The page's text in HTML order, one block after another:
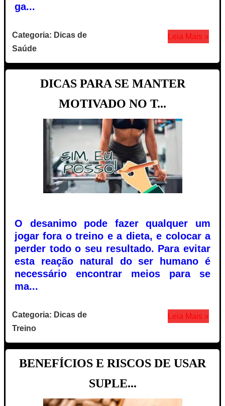
ga...
Categoria: Dicas de
Saúde
Leia Mais »
DICAS PARA SE MANTER
MOTIVADO NO T...
O desanimo pode fazer qualquer um
jogar fora o treino e a dieta, e colocar a
perder todo o seu resultado. Para evitar
esta reação natural do ser humano é
necessário encontrar meios para se
ma...
Categoria: Dicas de
Treino
Leia Mais »
BENEFÍCIOS E RISCOS DE USAR
SUPLE...